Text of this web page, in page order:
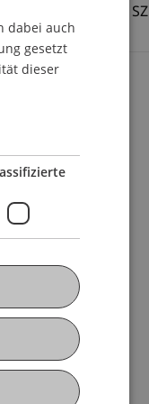
bis 15.30 Uhr im SZ
GERMAN
ENGLISH
dabei auch
gesetzt
dieser